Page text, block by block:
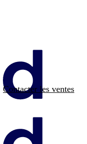
Contacter les ventes